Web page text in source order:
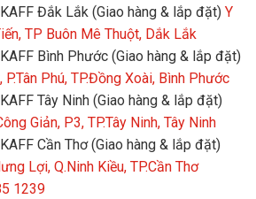
Đắk Lắk (Giao hàng & lắp đặt) Y
TP Buôn Mê Thuột, Dắk Lắk
Bình Phước (Giao hàng & lắp đặt)
P.Tân Phú, TP.Đồng Xoài, Bình Phước
Tây Ninh (Giao hàng & lắp đặt)
Giản, P3, TP.Tây Ninh, Tây Ninh
Cần Thơ (Giao hàng & lắp đặt)
Lợi, Q.Ninh Kiều, TP.Cần Thơ
1239